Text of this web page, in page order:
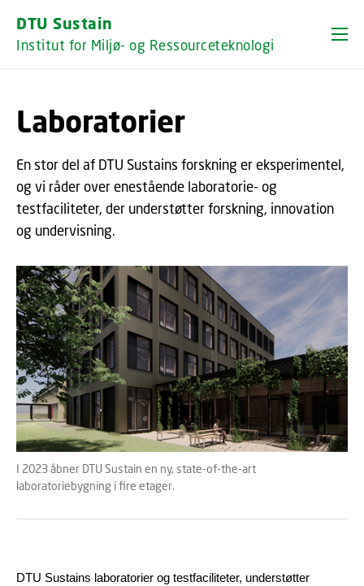
DTU Sustain
Institut for Miljø- og Ressourceteknologi
Laboratorier
En stor del af DTU Sustains forskning er eksperimentel,
og vi råder over enestående laboratorie- og
testfaciliteter, der understøtter forskning, innovation
og undervisning.
I 2023 åbner DTU Sustain en ny, state-of-the-art
laboratoriebygning i fire etager.
DTU Sustains laboratorier og testfaciliteter, understøtter